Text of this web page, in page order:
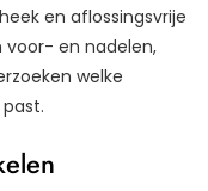
en aflossingsvrije
voor- en nadelen,
welke